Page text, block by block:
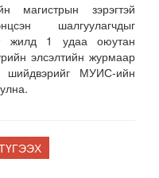
магистрын зэрэгтэй
шалгуулагчдыг
жилд 1 удаа оюутан
элсэлтийн журмаар
шийдвэрийг МУИС-ийн